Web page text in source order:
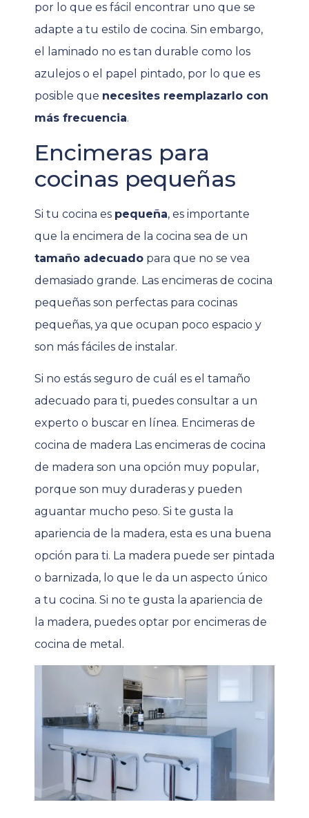
por lo que es fácil encontrar uno que se
adapte a tu estilo de cocina. Sin embargo,
el laminado no es tan durable como los
azulejos o el papel pintado, por lo que es
posible que necesites reemplazarlo con
más frecuencia.
Encimeras para
cocinas pequeñas
Si tu cocina es pequeña, es importante
que la encimera de la cocina sea de un
tamaño adecuado para que no se vea
demasiado grande. Las encimeras de cocina
pequeñas son perfectas para cocinas
pequeñas, ya que ocupan poco espacio y
son más fáciles de instalar.
Si no estás seguro de cuál es el tamaño
adecuado para ti, puedes consultar a un
experto o buscar en línea. Encimeras de
cocina de madera Las encimeras de cocina
de madera son una opción muy popular,
porque son muy duraderas y pueden
aguantar mucho peso. Si te gusta la
apariencia de la madera, esta es una buena
opción para ti. La madera puede ser pintada
o barnizada, lo que le da un aspecto único
a tu cocina. Si no te gusta la apariencia de
la madera, puedes optar por encimeras de
cocina de metal.